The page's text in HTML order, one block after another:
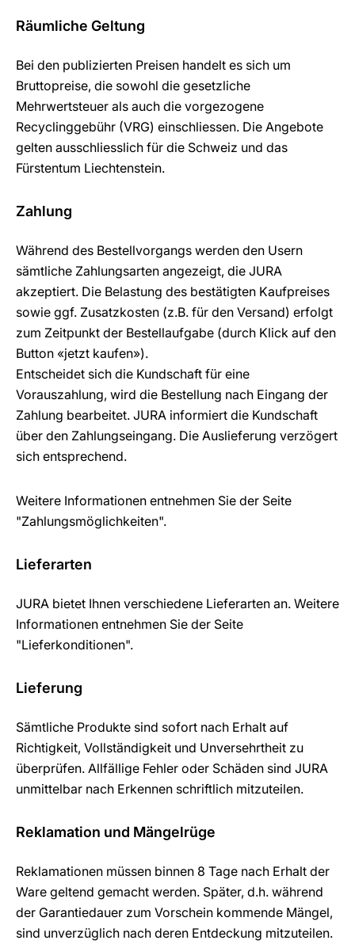
Räumliche Geltung
Bei den publizierten Preisen handelt es sich um
Bruttopreise, die sowohl die gesetzliche
Mehrwertsteuer als auch die vorgezogene
Recyclinggebühr (VRG) einschliessen. Die Angebote
gelten ausschliesslich für die Schweiz und das
Fürstentum Liechtenstein.
Zahlung
Während des Bestellvorgangs werden den Usern
sämtliche Zahlungsarten angezeigt, die JURA
akzeptiert. Die Belastung des bestätigten Kaufpreises
sowie ggf. Zusatzkosten (z.B. für den Versand) erfolgt
zum Zeitpunkt der Bestellaufgabe (durch Klick auf den
Button «jetzt kaufen»).
Entscheidet sich die Kundschaft für eine
Vorauszahlung, wird die Bestellung nach Eingang der
Zahlung bearbeitet. JURA informiert die Kundschaft
über den Zahlungseingang. Die Auslieferung verzögert
sich entsprechend.
Weitere Informationen entnehmen Sie der Seite
"Zahlungsmöglichkeiten".
Lieferarten
JURA bietet Ihnen verschiedene Lieferarten an. Weitere
Informationen entnehmen Sie der Seite
"Lieferkonditionen".
Lieferung
Sämtliche Produkte sind sofort nach Erhalt auf
Richtigkeit, Vollständigkeit und Unversehrtheit zu
überprüfen. Allfällige Fehler oder Schäden sind JURA
unmittelbar nach Erkennen schriftlich mitzuteilen.
Reklamation und Mängelrüge
Reklamationen müssen binnen 8 Tage nach Erhalt der
Ware geltend gemacht werden. Später, d.h. während
der Garantiedauer zum Vorschein kommende Mängel,
sind unverzüglich nach deren Entdeckung mitzuteilen.